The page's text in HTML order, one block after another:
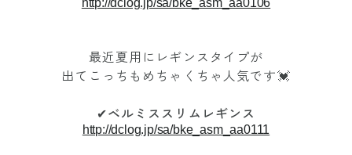
http://dclog.jp/sa/bke_asm_aa0106
最近夏用にレギンスタイプが
出てこっちもめちゃくちゃ人気です💓
✔︎ベルミススリムレギンス
http://dclog.jp/sa/bke_asm_aa0111